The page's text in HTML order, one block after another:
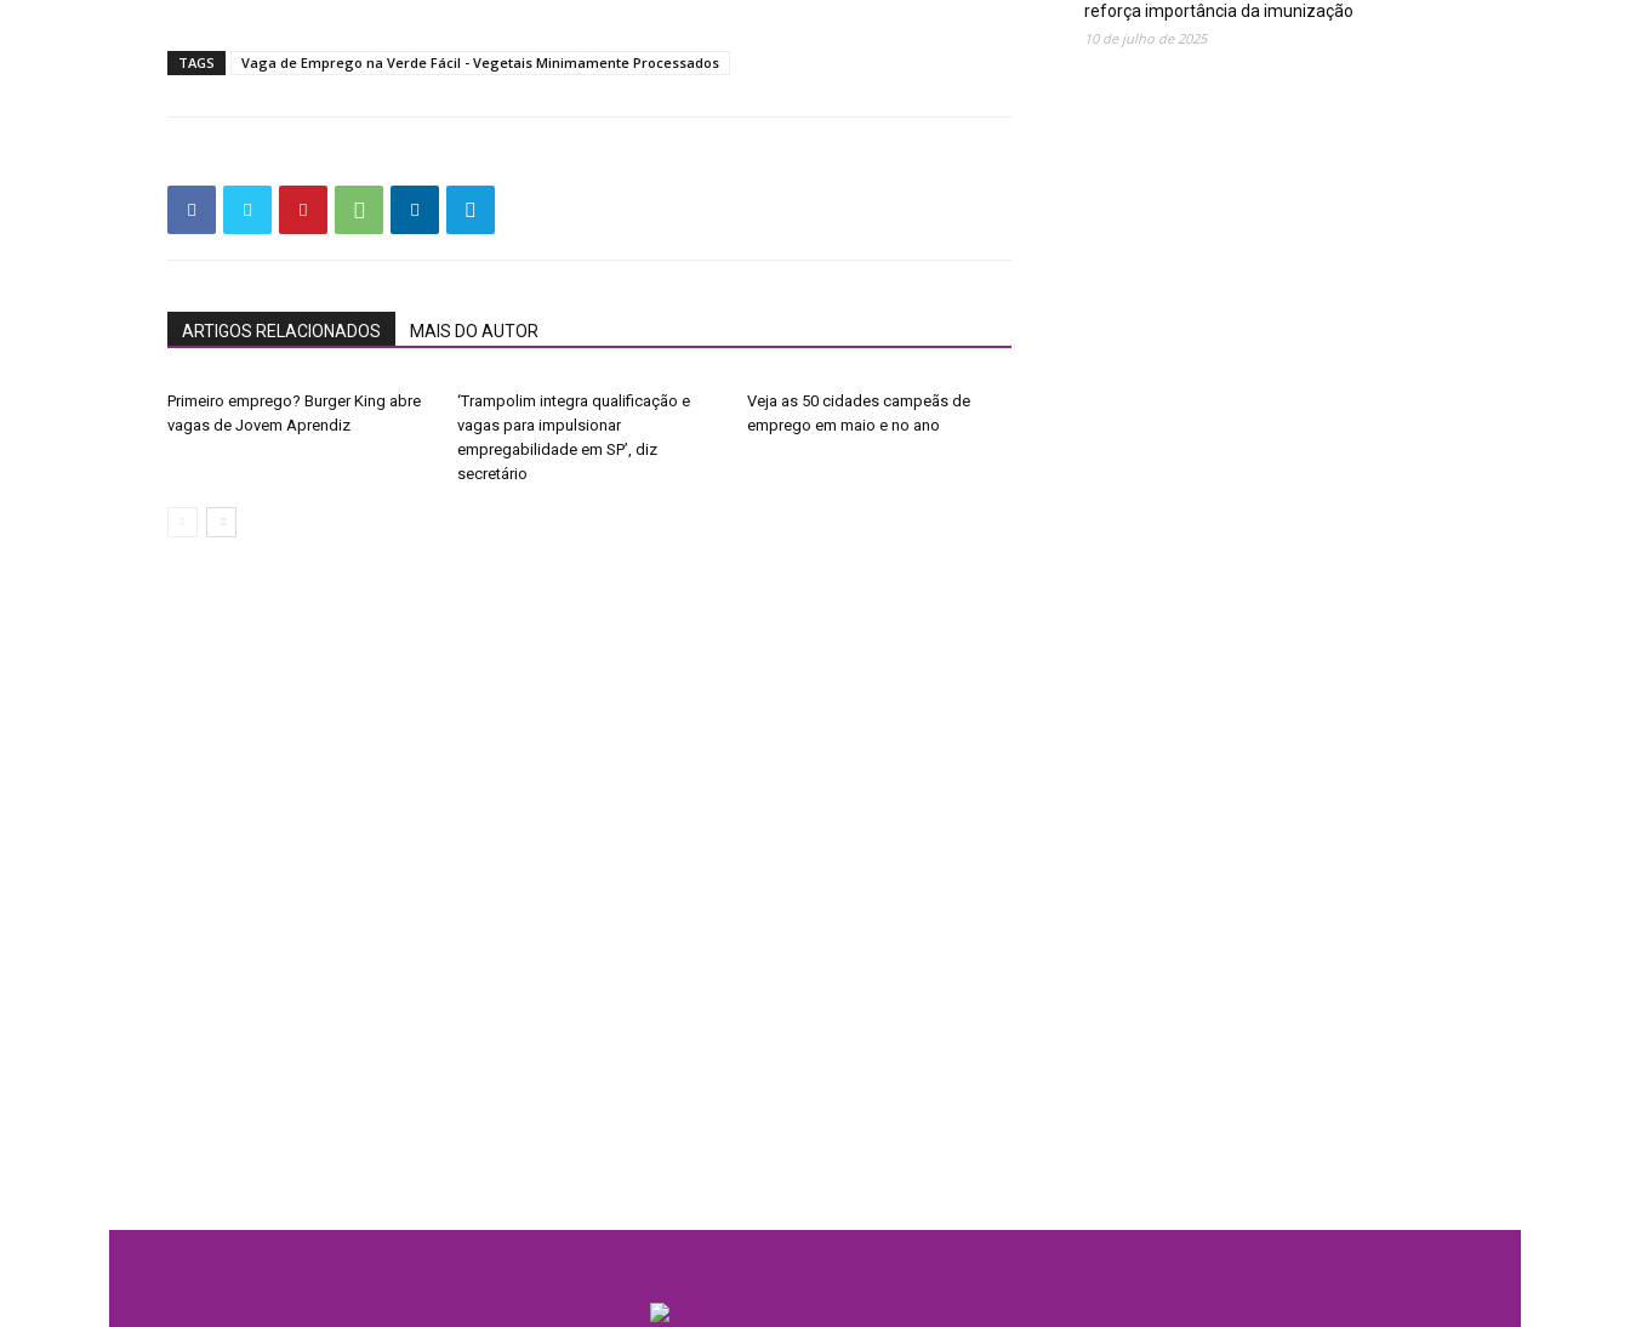
TAGS Vaga de Emprego na Verde Fácil - Vegetais Minimamente Processados
ARTIGOS RELACIONADOS MAIS DO AUTOR
Primeiro emprego? Burger King abre
vagas de Jovem Aprendiz
‘Trampolim integra qualificação e
vagas para impulsionar
empregabilidade em SP’, diz
secretário
Veja as 50 cidades campeãs de
emprego em maio e no ano
reforça importância da imunização
10 de julho de 2025